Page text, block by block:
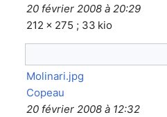
20 février 2008 à 20:29
212 × 275 ; 33 kio
Molinari.jpg
Copeau
20 février 2008 à 12:32